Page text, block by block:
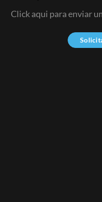
Click aqui para enviar